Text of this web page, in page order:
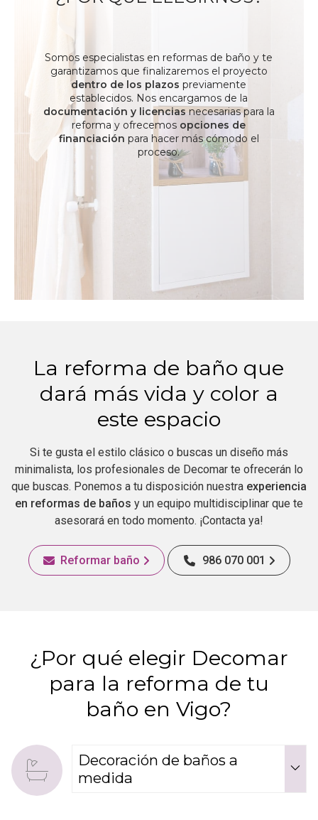
Somos especialistas en reformas de baño y te
garantizamos que finalizaremos el proyecto
dentro de los plazos previamente
establecidos. Nos encargamos de la
documentación y licenciasnecesarias para la
reforma y ofrecemos opciones de
financiación para hacer más cómodo el
proceso.
La reforma de baño que
dará más vida y color a
este espacio
Si te gusta el estilo clásico o buscas un diseño más
minimalista, los profesionales de Decomar te ofrecerán lo
que buscas. Ponemos a tu disposición nuestra experiencia
en reformas de baños y un equipo multidisciplinar que te
asesorará en todo momento. ¡Contacta ya!
Reformar baño 986 070 001
¿Por qué elegir Decomar
para la reforma de tu
baño en Vigo?
Decoración de baños a
medida